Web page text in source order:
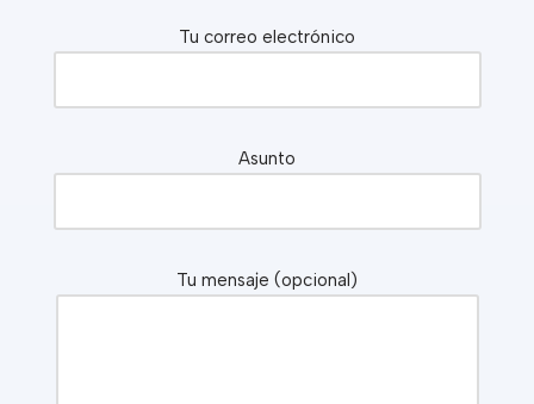
Tu correo electrónico
Asunto
Tu mensaje (opcional)